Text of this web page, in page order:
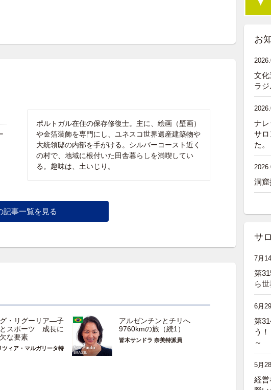
ポルトガル在住の保存修復士。主に、絵画（壁画）
や金箔装飾を専門にし、ユネスコ世界遺産建築物や
大統領邸の内部を手がける。シルバーコースト近く
の村で、地域に根付いた田舎暮らしを満喫してい
る。趣味は、土いじり。
記事一覧を見る
・リグーリア―子
スポーツ 成長に
な要素
ツィア・マルガリータ特
アルゼンチンとチリへ
9760kmの旅（続1）
皆木サンドラ 奈美特派員
お
文
ラジ
ナレ
サロ
た。
洞窟
サ
7月
第
ら
6月
第
う
～
5月
経営